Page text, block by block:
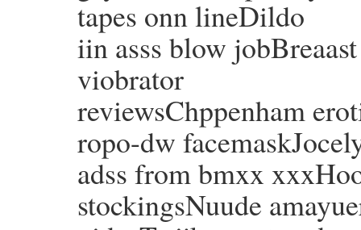
tapes onn lineDildo
iin asss blow
viobrator
reviewsChppenham
ropo-dw
adss from bmxx
stockingsNuude